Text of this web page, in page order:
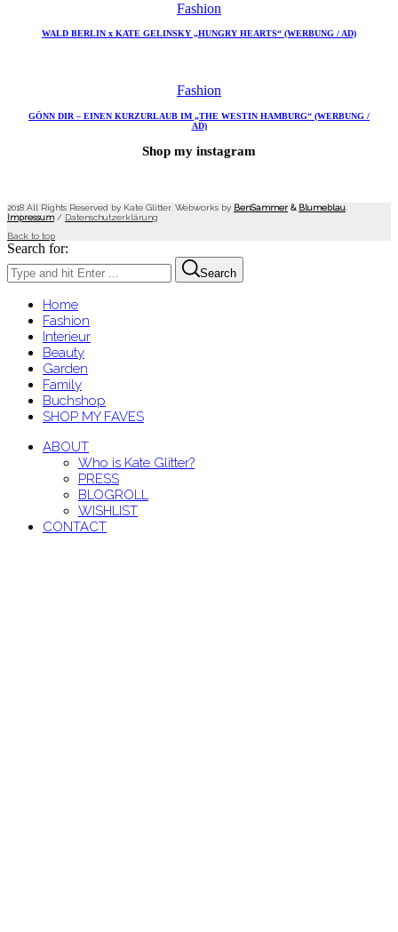
Fashion
WALD BERLIN x KATE GELINSKY „HUNGRY HEARTS“ (WERBUNG / AD)
Fashion
GÖNN DIR – EINEN KURZURLAUB IM „THE WESTIN HAMBURG“ (WERBUNG /
AD)
Shop my instagram
2018 All Rights Reserved by Kate Glitter. Webworks by BenSammer & Blumeblau
Impressum/ Datenschutzerklärung
Back to top
Search for:
Search
Home
Fashion
Interieur
Beauty
Garden
Family
Buchshop
SHOP MY FAVES
ABOUT
Who is Kate Glitter?
PRESS
BLOGROLL
WISHLIST
CONTACT